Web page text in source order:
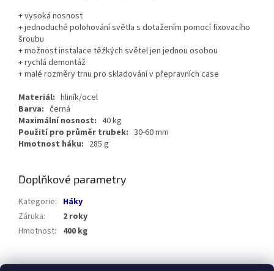
+ vysoká nosnost
+ jednoduché polohování světla s dotažením pomocí fixovacího
šroubu
+ možnost instalace těžkých světel jen jednou osobou
+ rychlá demontáž
+ malé rozměry trnu pro skladování v přepravních case
Materiál: hliník/ocel
Barva: černá
Maximální nosnost: 40 kg
Použití pro průměr trubek: 30-60 mm
Hmotnost háku: 285 g
Doplňkové parametry
Kategorie: Háky
Záruka:
2 roky
Hmotnost: 400 kg
Z